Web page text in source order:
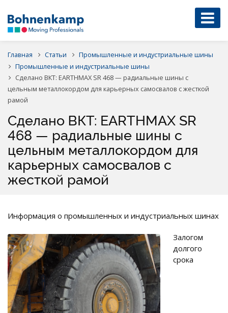
Главная Статьи
Промышленные и индустриальные шины
Промышленные и индустриальные шины
Сделано ВКТ: EARTHMAX SR 468 — радиальные шины с
цельным металлокордом для карьерных самосвалов с жесткой
рамой
Сделано ВКТ: EARTHMAX SR
468 — радиальные шины с
цельным металлокордом для
карьерных самосвалов с
жесткой рамой
Информация о промышленных и индустриальных шинах
Залогом
долгого
срока